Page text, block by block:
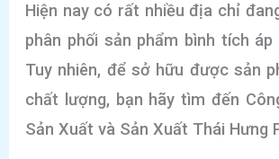
Hiện nay có rất nhiều địa chỉ
phân phối sản phẩm bình tích áp
Tuy nhiên, để sở hữu được sản
chất lượng, bạn hãy tìm đến
Sản Xuất và Sản Xuất Thái Hưng